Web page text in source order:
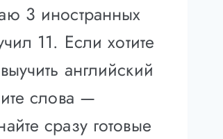
3 иностранных
11. Если хотите
английский
слова —
сразу готовые